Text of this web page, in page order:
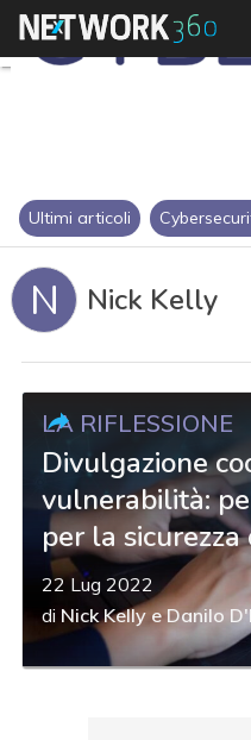
Ultimi articoli
N Nick Kelly
LA RIFLESSIONE
Divulgazione
vulnerabilità:
per la
22 Lug 2022
di Nick Kelly e Danilo